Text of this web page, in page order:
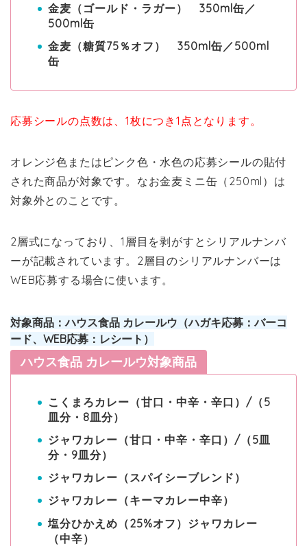
金麦（ゴールド・ラガー） 350ml缶／
500ml缶
金麦（糖質75％オフ） 350ml缶／500ml
缶
応募シールの点数は、1枚につき1点となります。
オレンジ色またはピンク色・水色の応募シールの貼付
された商品が対象です。なお金麦ミニ缶（250ml）は
対象外とのことです。
2層式になっており、1層目を剥がすとシリアルナンバ
ーが記載されています。2層目のシリアルナンバーは
WEB応募する場合に使います。
対象商品：ハウス食品 カレールウ（ハガキ応募：バーコ
ード、WEB応募：レシート）
ハウス食品 カレールウ対象商品
こくまろカレー（甘口・中辛・辛口）/（5
皿分・8皿分）
ジャワカレー（甘口・中辛・辛口）/（5皿
分・9皿分）
ジャワカレー（スパイシーブレンド）
ジャワカレー（キーマカレー中辛）
塩分ひかえめ（25%オフ）ジャワカレー
（中辛）